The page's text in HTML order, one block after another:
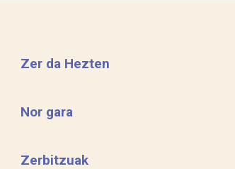
Zer da Hezten
Nor gara
Zerbitzuak